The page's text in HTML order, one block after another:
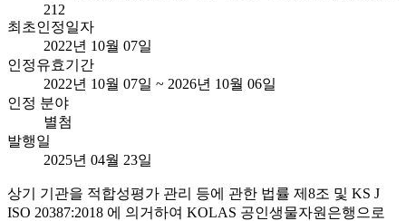
212
최초인정일자
2022년 10월 07일
인정유효기간
2022년 10월 07일 ~ 2026년 10월 06일
인정 분야
별첨
발행일
2025년 04월 23일
상기 기관을 적합성평가 관리 등에 관한 법률 제8조 및 KS J
ISO 20387:2018 에 의거하여 KOLAS 공인생물자원은행으로